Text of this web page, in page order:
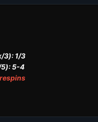
3): 1/3
5): 5-4
respins